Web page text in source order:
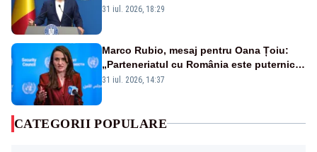
a anunțat importuri și posibile restricții –
31 iul. 2026, 18:29
Marco Rubio, mesaj pentru Oana Țoiu:
„Parteneriatul cu România este puternic
și prețuit”
31 iul. 2026, 14:37
CATEGORII POPULARE